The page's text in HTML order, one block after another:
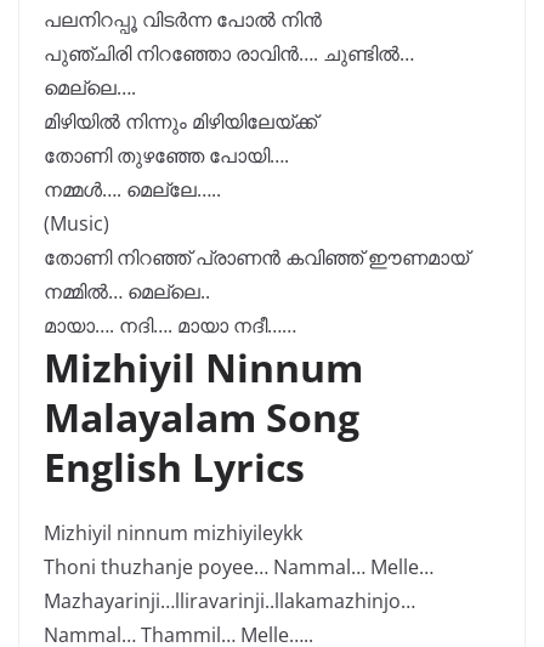
പലനിറപ്പൂ വിടർന്ന പോൽ നിൻ
പുഞ്ചിരി നിറഞ്ഞോ രാവിൻ…. ചുണ്ടിൽ…
മെല്ലെ….
മിഴിയിൽ നിന്നും മിഴിയിലേയ്ക്ക്
തോണി തുഴഞ്ഞേ പോയി….
നമ്മൾ…. മെല്ലേ…..
(Music)
തോണി നിറഞ്ഞ് പ്രാണൻ കവിഞ്ഞ് ഈണമായ്
നമ്മിൽ… മെല്ലെ..
മായാ…. നദി…. മായാ നദീ……
Mizhiyil Ninnum
Malayalam Song
English Lyrics
Mizhiyil ninnum mizhiyileykk
Thoni thuzhanje poyee… Nammal… Melle…
Mazhayarinji…lliravarinji..llakamazhinjo…
Nammal… Thammil… Melle…..